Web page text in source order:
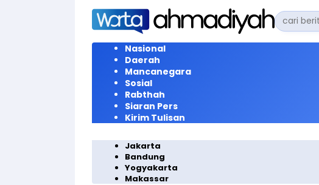
Langsung
konten
untuk:
Nasional
Daerah
Mancanegara
Sosial
Rabthah
Siaran Pers
Kirim Tulisan
Jakarta
Bandung
Yogyakarta
Makassar